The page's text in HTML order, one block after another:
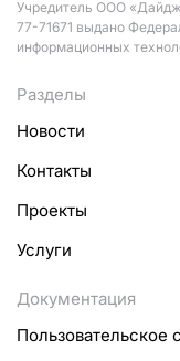
Учредитель ООО
77-71671 выдано
информационных
Разделы
Новости
Контакты
Проекты
Услуги
Документация
Пользовательское